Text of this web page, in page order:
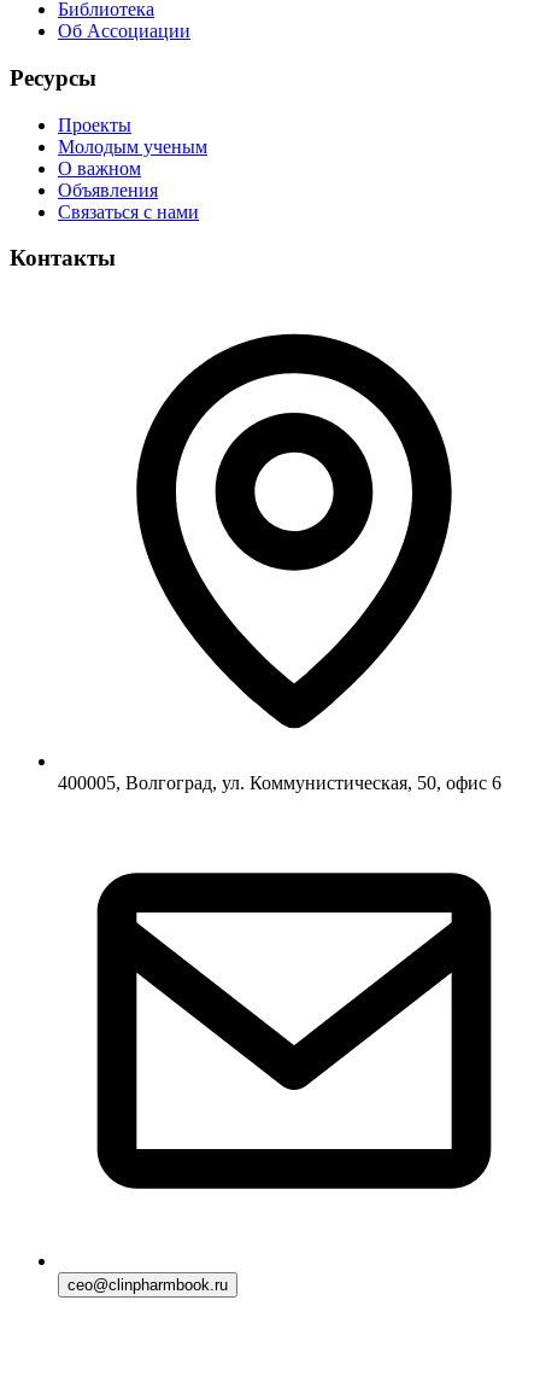
Библиотека
Об Ассоциации
Ресурсы
Проекты
Молодым ученым
О важном
Объявления
Связаться с нами
Контакты
400005, Волгоград, ул. Коммунистическая, 50, офис 6
ceo@clinpharmbook.ru